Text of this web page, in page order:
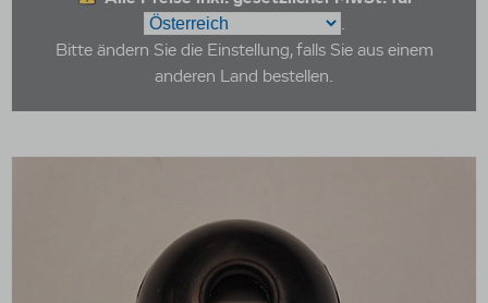
.
Bitte ändern Sie die Einstellung, falls Sie aus einem
anderen Land bestellen.